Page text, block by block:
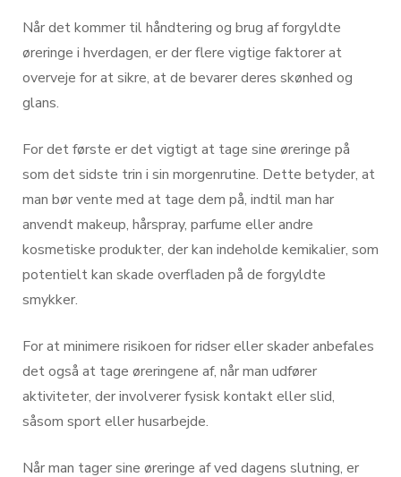
Når det kommer til håndtering og brug af forgyldte
øreringe i hverdagen, er der flere vigtige faktorer at
overveje for at sikre, at de bevarer deres skønhed og
glans.
For det første er det vigtigt at tage sine øreringe på
som det sidste trin i sin morgenrutine. Dette betyder, at
man bør vente med at tage dem på, indtil man har
anvendt makeup, hårspray, parfume eller andre
kosmetiske produkter, der kan indeholde kemikalier, som
potentielt kan skade overfladen på de forgyldte
smykker.
For at minimere risikoen for ridser eller skader anbefales
det også at tage øreringene af, når man udfører
aktiviteter, der involverer fysisk kontakt eller slid,
såsom sport eller husarbejde.
Når man tager sine øreringe af ved dagens slutning, er